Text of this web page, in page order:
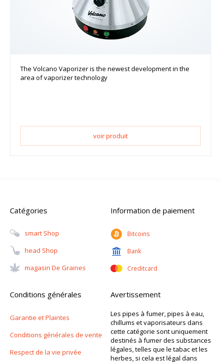
The Volcano Vaporizer is the newest development in the
area of vaporizer technology
voir produit
Catégories
Smart Shop
Head Shop
Magasin De Graines
Information de paiement
Bitcoins
Bank
Creditcard
Conditions générales
Garantie et Plaintes
Conditions générales de vente
Respect de la vie privée
Avertissement
Les pipes à fumer, pipes à eau,
chillums et vaporisateurs dans
cette catégorie sont uniquement
destinés à fumer des substances
légales, telles que le tabac et les
herbes, si cela est légal dans